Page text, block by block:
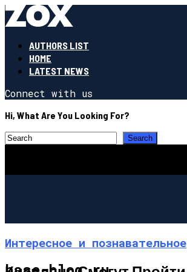
AUTHORS LIST
HOME
LATEST NEWS
Connect with us
Hi, What Are You Looking For?
Интересное и познавательное